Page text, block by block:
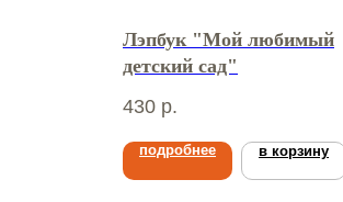
Лэпбук "Мой любимый
детский сад"
430 р.
подробнее в корзину